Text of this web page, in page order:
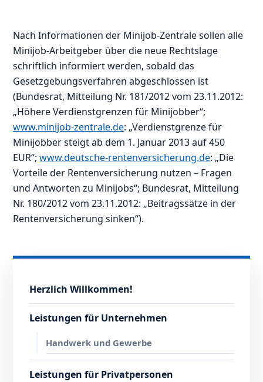
Nach Informationen der Minijob-Zentrale sollen alle
Minijob-Arbeitgeber über die neue Rechtslage
schriftlich informiert werden, sobald das
Gesetzgebungsverfahren abgeschlossen ist
(Bundesrat, Mitteilung Nr. 181/2012 vom 23.11.2012:
„Höhere Verdienstgrenzen für Minijobber“;
www.minijob-zentrale.de: „Verdienstgrenze für
Minijobber steigt ab dem 1. Januar 2013 auf 450
EUR“;www.deutsche-rentenversicherung.de: „Die
Vorteile der Rentenversicherung nutzen – Fragen
und Antworten zu Minijobs“; Bundesrat, Mitteilung
Nr. 180/2012 vom 23.11.2012: „Beitragssätze in der
Rentenversicherung sinken“).
Herzlich Willkommen!
Leistungen für Unternehmen
Handwerk und Gewerbe
Leistungen für Privatpersonen